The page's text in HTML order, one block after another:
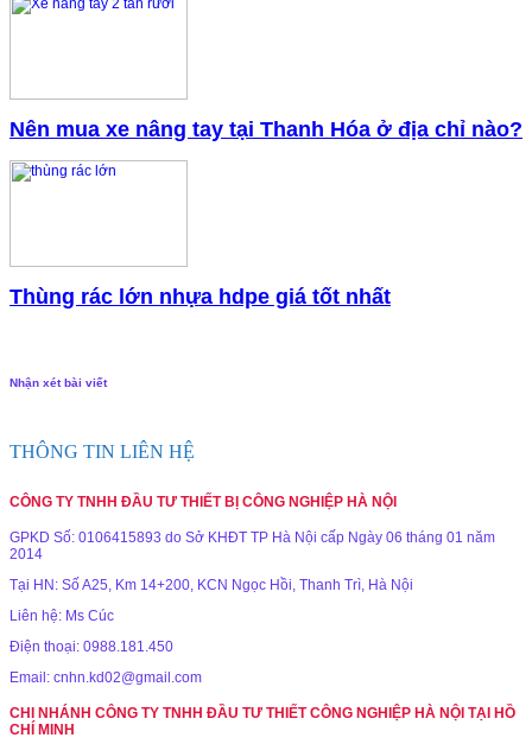
Nên mua xe nâng tay tại Thanh Hóa ở địa chỉ nào?
Thùng rác lớn nhựa hdpe giá tốt nhất
Nhận xét bài viết
THÔNG TIN LIÊN HỆ
CÔNG TY TNHH ĐẦU TƯ THIẾT BỊ CÔNG NGHIỆP HÀ NỘI
GPKD Số: 0106415893 do Sở KHĐT TP Hà Nội cấp Ngày 06 tháng 01 năm
2014
Tại HN: Số A25, Km 14+200, KCN Ngọc Hồi, Thanh Trì, Hà Nội
Liên hệ: Ms Cúc
Điện thoại: 0988.181.450
Email: cnhn.kd02@gmail.com
CHI NHÁNH CÔNG TY TNHH ĐẦU TƯ THIẾT CÔNG NGHIỆP HÀ NỘI TẠI HỒ
CHÍ MINH